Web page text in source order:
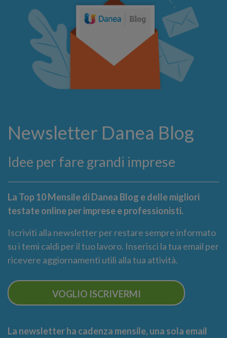
Newsletter Danea Blog
Idee per fare grandi imprese
La Top 10 Mensile di Danea Blog e delle migliori
testate online per imprese e professionisti.
Iscriviti alla newsletter per restare sempre informato
su i temi caldi per il tuo lavoro. Inserisci la tua email per
ricevere aggiornamenti utili alla tua attività.
VOGLIO ISCRIVERMI
La newsletter ha cadenza mensile, una sola email